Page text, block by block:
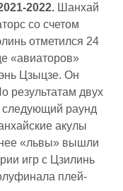
2022. Шанхай
со счетом
отметился 24
«авиаторов»
Цзыцзе. Он
результатам двух
раунд
акулы
«львы» вышли
игр с Цзилинь
плей-